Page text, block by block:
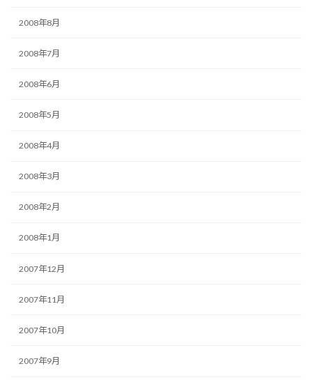
2008年8月
2008年7月
2008年6月
2008年5月
2008年4月
2008年3月
2008年2月
2008年1月
2007年12月
2007年11月
2007年10月
2007年9月